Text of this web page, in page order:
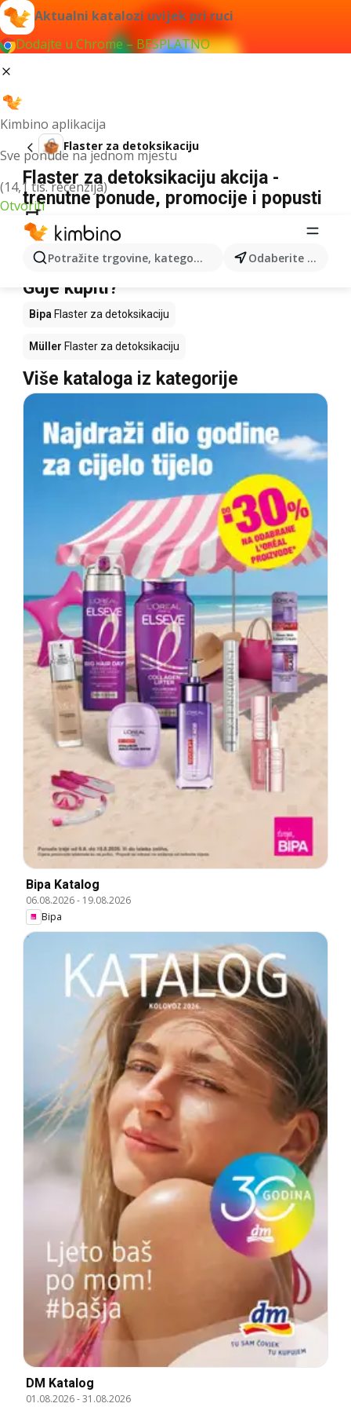
Aktualni katalozi uvijek pri ruci
Dodajte u Chrome – BESPLATNO
Kimbino aplikacija
Sve ponude na jednom mjestu
(14,1 tis. recenzija)
Otvoriti
Potražite trgovine, kategorije, proizvode... Odaberite grad
Flaster za detoksikaciju
Flaster za detoksikaciju akcija -
trenutne ponude, promocije i popusti
🛒
Nismo pronašli rezultate za taj izraz.
Flaster za detoksikaciju u akciji -
Gdje kupiti?
Bipa Flaster za detoksikaciju
Müller Flaster za detoksikaciju
Više kataloga iz kategorije
Bipa Katalog
06.08.2026- 19.08.2026
Bipa
DM Katalog
01.08.2026-31.08.2026